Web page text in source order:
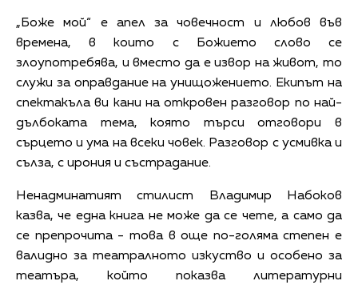
„Боже мой“ е апел за човечност и любов във
времена, в които с Божието слово се
злоупотребява, и вместо да е извор на живот, то
служи за оправдание на унищожението. Екипът на
спектакъла ви кани на откровен разговор по най-
дълбоката тема, която търси отговори в
сърцето и ума на всеки човек. Разговор с усмивка и
сълза, с ирония и състрадание.
Ненадминатият стилист Владимир Набоков
казва, че една книга не може да се чете, а само да
се препрочита - това в още по-голяма степен е
валидно за театралното изкуство и особено за
театъра, който показва литературни